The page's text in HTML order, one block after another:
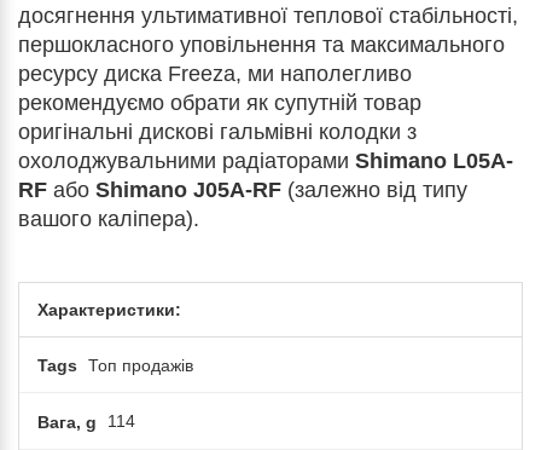
досягнення ультимативної теплової стабільності,
першокласного уповільнення та максимального
ресурсу диска Freeza, ми наполегливо
рекомендуємо обрати як супутній товар
оригінальні дискові гальмівні колодки з
охолоджувальними радіаторами Shimano L05A-
RF або Shimano J05A-RF (залежно від типу
вашого каліпера).
Характеристики:
Tags Топ продажів
Вага, g 114